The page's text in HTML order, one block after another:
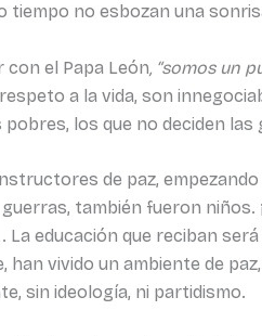
tiempo no esbozan una
con el Papa León, “somos un
a la vida, son
pobres, los que no deciden las
de paz,
también fueron
La educación que reciban
han vivido un ambiente de
sin ideología, ni partidismo.